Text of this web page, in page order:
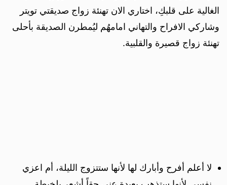
الغالية على قلبكِ، اختاري الان تهنئة زواج صديقتي تويتر
وشاركي الافراح والتهاني امامهُم ليُمطرن الصديقة بأحلى
تهنئة زواج قصيرة والقلبية.
لا أعلم أفرح وأبارك لها لأنها ستتزوج الليلة، أم اعزي